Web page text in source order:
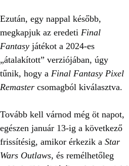
Ezután, egy nappal később,
megkapjuk az eredeti Final
Fantasy játékot a 2024-es
„átalakított” verziójában, úgy
tűnik, hogy a Final Fantasy Pixel
Remaster csomagból kiválasztva.
Tovább kell várnod még öt napot,
egészen január 13-ig a következő
frissítésig, amikor érkezik a Star
Wars Outlaws, és remélhetőleg